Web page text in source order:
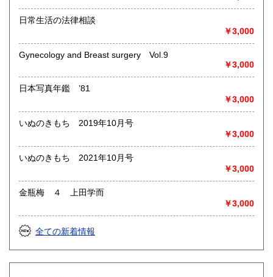
日常生活の法律相談
￥3,000
Gynecology and Breast surgery Vol.9
￥3,000
日本写真年鑑 ’81
￥3,000
いぬのきもち 2019年10月号
￥3,000
いぬのきもち 2021年10月号
￥3,000
金瓶梅 ４ 上田学而
￥3,000
全ての新着情報